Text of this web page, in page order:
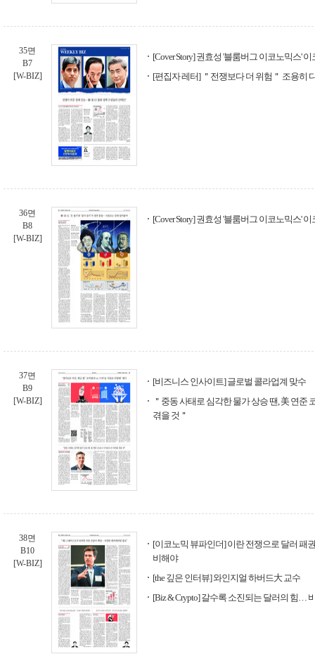
35면
B7
[W-BIZ]
[Cover Story] 권효성 '블룸버그 이코노믹스'
[편집자 레터] ＂전쟁보다 더 위험＂ 조용히
36면
B8
[W-BIZ]
[Cover Story] 권효성 '블룸버그 이코노믹스'
37면
B9
[W-BIZ]
[비즈니스 인사이트] 글로벌 콜라업계 맞수
＂중동 사태로 심각한 물가 상승 땐, 美 연준
겪을 것＂
38면
B10
[W-BIZ]
[이코노믹 뷰파인더] 이란 전쟁으로 달러 패
비해야
[the 깊은 인터뷰] 와인지얼 하버드大 교수
[Biz & Crypto] 갈수록 소진되는 달러의 힘…